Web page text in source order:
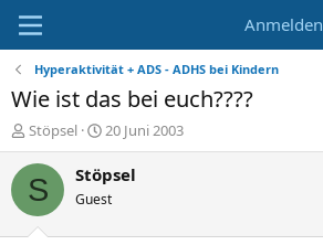
Anmelden
Hyperaktivität + ADS - ADHS bei Kindern
Wie ist das bei euch????
E
r
s
t
Stöpsel
E
r
s
t
e
20 Juni 2003
S Stöpsel
Guest